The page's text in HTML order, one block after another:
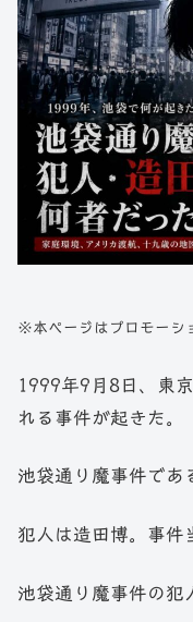
※本ページはプロモーシ
1999年9月8日、東
れる事件が起きた。
池袋通り魔事件であ
犯人は造田博。事件
池袋通り魔事件の犯